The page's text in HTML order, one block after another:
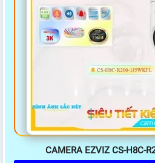
CAMERA EZVIZ CS-H8C-